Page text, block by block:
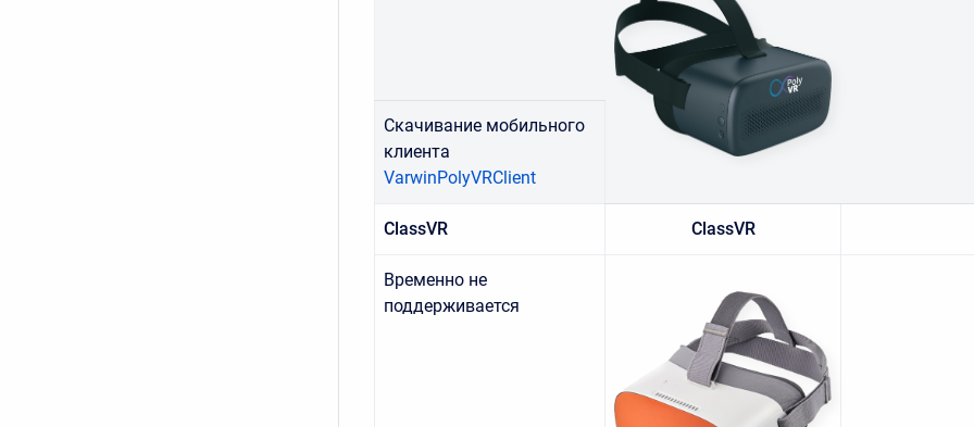
Скачивание мобильного
клиента
VarwinPolyVRClient
ClassVR ClassVR
Временно не
поддерживается